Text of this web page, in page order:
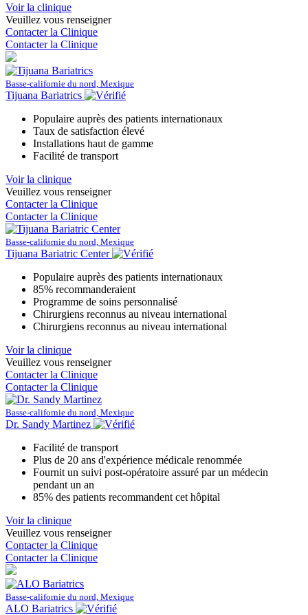
Voir la clinique
Veuillez vous renseigner
Contacter la Clinique
Contacter la Clinique
Basse-californie du nord, Mexique
Tijuana Bariatrics
Populaire auprès des patients internationaux
Taux de satisfaction élevé
Installations haut de gamme
Facilité de transport
Voir la clinique
Veuillez vous renseigner
Contacter la Clinique
Contacter la Clinique
Basse-californie du nord, Mexique
Tijuana Bariatric Center
Populaire auprès des patients internationaux
85% recommanderaient
Programme de soins personnalisé
Chirurgiens reconnus au niveau international
Chirurgiens reconnus au niveau international
Voir la clinique
Veuillez vous renseigner
Contacter la Clinique
Contacter la Clinique
Basse-californie du nord, Mexique
Dr. Sandy Martinez
Facilité de transport
Plus de 20 ans d'expérience médicale renommée
Fournit un suivi post-opératoire assuré par un médecin
pendant un an
85% des patients recommandent cet hôpital
Voir la clinique
Veuillez vous renseigner
Contacter la Clinique
Contacter la Clinique
Basse-californie du nord, Mexique
ALO Bariatrics